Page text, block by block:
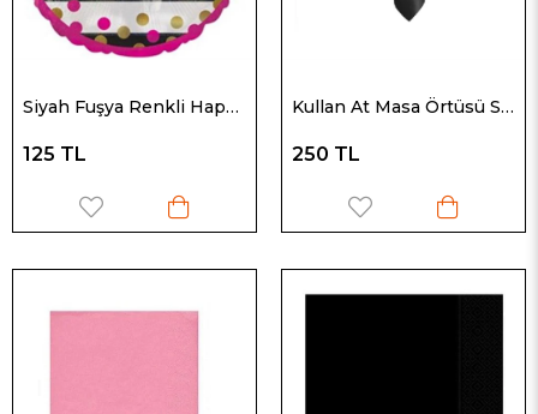
Siyah Fuşya Renkli Happy Birthday Folyo Balon
125 TL
Kullan At Masa Örtüsü Siyah ( 1,20 m. x 1,8 m.)
250 TL